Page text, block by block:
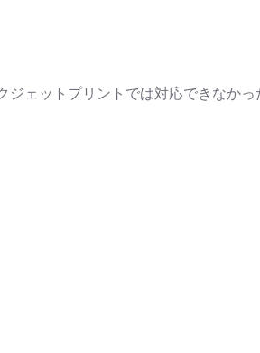
ェットプリントでは対応できなかっ